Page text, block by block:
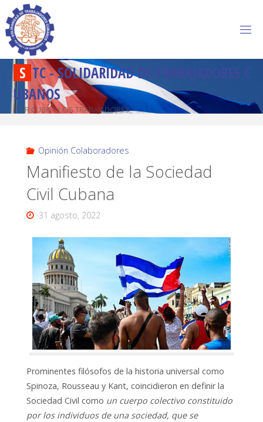
S TC-SOLIDARIDADD R A BAJADORES C
U BANOS
POR CUBA Y LOS TRABAJADORES
Opinión Colaboradores
Manifiesto de la Sociedad
Civil Cubana
31 agosto, 2022
Prominentes filósofos de la historia universal como
Spinoza, Rousseau y Kant, coincidieron en definir la
Sociedad Civil como un cuerpo colectivo constituido
por los individuos de una sociedad, que se